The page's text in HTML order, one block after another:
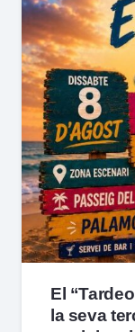
El
la seva